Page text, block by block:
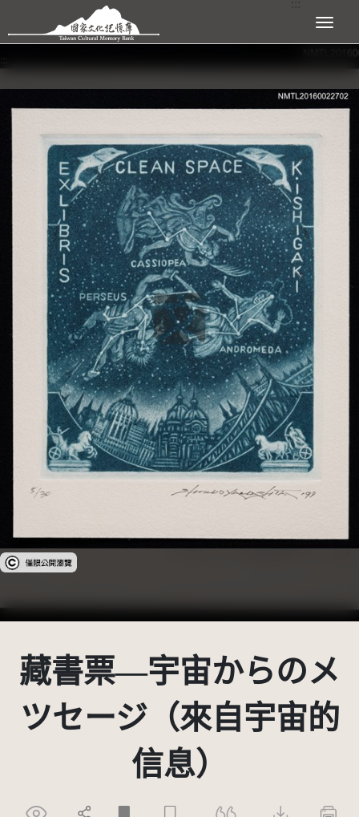
跳到主要內容區塊 展開選單
:::
受著作權法保護-僅限於本平台有限度公開瀏覽
藏書票—宇宙からのメ
ツセージ（來自宇宙的
信息）